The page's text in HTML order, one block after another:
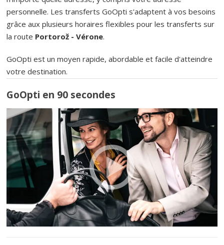
personnelle. Les transferts GoOpti s'adaptent à vos besoins
grâce aux plusieurs horaires flexibles pour les transferts sur
la route Portorož - Vérone.
GoOpti est un moyen rapide, abordable et facile d'atteindre
votre destination.
GoOpti en 90 secondes